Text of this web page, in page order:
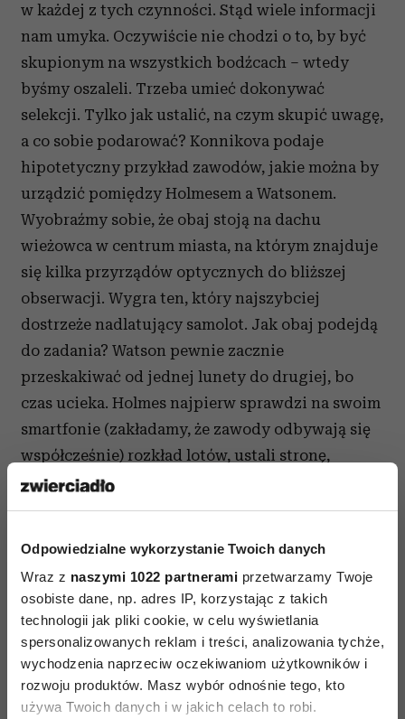
Odpowiedzialne wykorzystanie Twoich danych
Wraz z naszymi 1022 partnerami przetwarzamy Twoje
osobiste dane, np. adres IP, korzystając z takich
technologii jak pliki cookie, w celu wyświetlania
spersonalizowanych reklam i treści, analizowania tychże,
wychodzenia naprzeciw oczekiwaniom użytkowników i
rozwoju produktów. Masz wybór odnośnie tego, kto
używa Twoich danych i w jakich celach to robi.
w każdej z tych czynności. Stąd wiele informacji
nam umyka. Oczywiście nie chodzi o to, by być
skupionym na wszystkich bodźcach – wtedy
byśmy oszaleli. Trzeba umieć dokonywać
selekcji. Tylko jak ustalić, na czym skupić uwagę,
a co sobie podarować? Konnikova podaje
hipotetyczny przykład zawodów, jakie można by
urządzić pomiędzy Holmesem a Watsonem.
Wyobraźmy sobie, że obaj stoją na dachu
wieżowca w centrum miasta, na którym znajduje
się kilka przyrządów optycznych do bliższej
obserwacji. Wygra ten, który najszybciej
dostrzeże nadlatujący samolot. Jak obaj podejdą
do zadania? Watson pewnie zacznie
przeskakiwać od jednej lunety do drugiej, bo
czas ucieka. Holmes najpierw sprawdzi na swoim
smartfonie (zakładamy, że zawody odbywają się
współcześnie) rozkład lotów, ustali stronę,
z której powinien nadlecieć pierwszy samolot, po
czym spokojnie będzie go wypatrywał. Wniosek?
cel.
Czytaj także